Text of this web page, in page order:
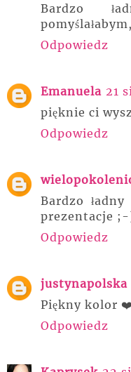
Bardzo
Odpowiedz
Emanuela 21
pięknie ci
Odpowiedz
Bardzo
prezentacje
Odpowiedz
justynapolska
Piękny kolor ❤️
Odpowiedz